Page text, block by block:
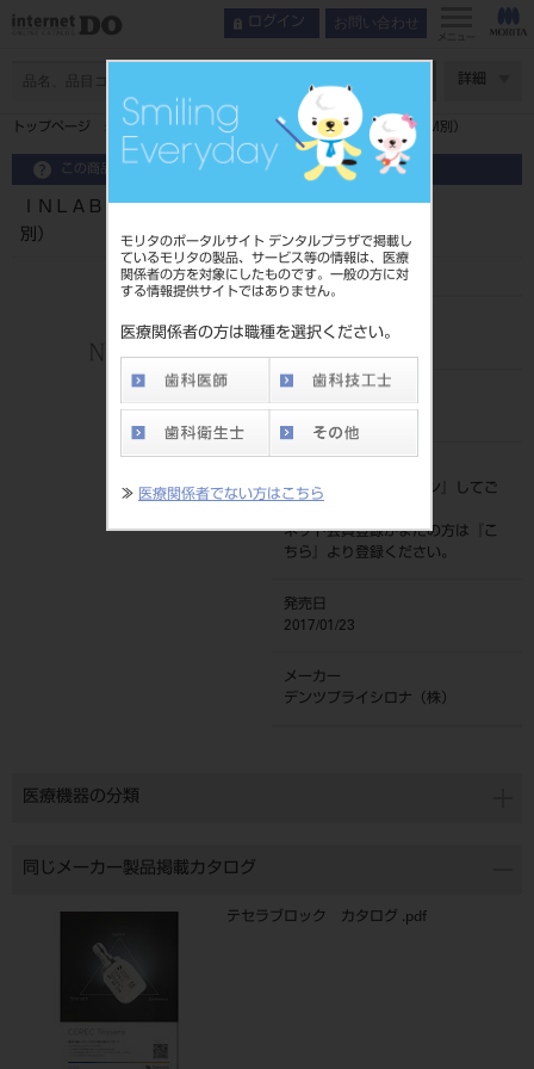
モリタのポータルサイト デンタルプラザで掲載し
ているモリタの製品、サービス等の情報は、医療
関係者の方を対象にしたものです。一般の方に対
する情報提供サイトではありません。
医療関係者の方は職種を選択ください。
≫ 医療関係者でない方はこちら
ログイン お問い合わせ
メニュー
詳細
トップページ ＩＮＬＡＢ１６．０ リムーバルモジュール（ＣＡＭ別）
この商品に関するお問い合わせ
ＩＮＬＡＢ１６．０ リムーバルモジュール（ＣＡＭ
別）
品目コード
206440005
価格の確認は『
ログイン
』してご
ネット会員登録がまだの方は『
こ
ちら
』より登録ください。
発売日
2017/01/23
メーカー
デンツプライシロナ（株）
医療機器の分類
同じメーカー製品掲載カタログ
テセラブロック カタログ .pdf